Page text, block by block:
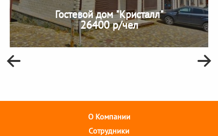
Гостевой дом "Кристалл"
26400 р/чел
О Компании
Cотрудники